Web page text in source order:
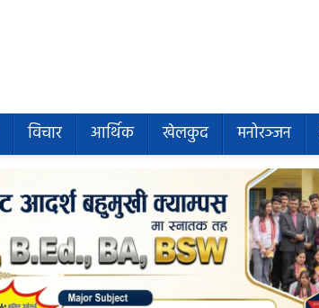
विचार आर्थिक खेलकुद मनोरञ्जन